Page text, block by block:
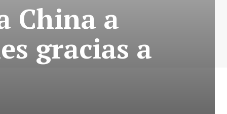
China a
gracias a